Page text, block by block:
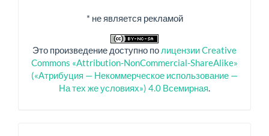
* не является рекламой
Это произведение доступно по лицензии Creative
Commons «Attribution-NonCommercial-ShareAlike»
(«Атрибуция — Некоммерческое использование —
На тех же условиях») 4.0 Всемирная.